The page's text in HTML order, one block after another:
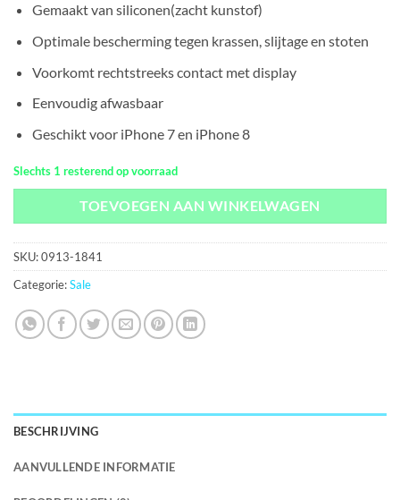
was:
€7,95.
is:
€1,95.
Gemaakt van siliconen(zacht kunstof)
Optimale bescherming tegen krassen, slijtage en stoten
Voorkomt rechtstreeks contact met display
Eenvoudig afwasbaar
Geschikt voor iPhone 7 en iPhone 8
Slechts 1 resterend op voorraad
TOEVOEGEN AAN WINKELWAGEN
SKU:0913-1841
Categorie:Sale
BESCHRIJVING
AANVULLENDE INFORMATIE